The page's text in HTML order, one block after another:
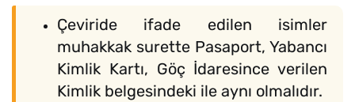
Çeviride ifade edilen isimler
muhakkak surette Pasaport, Yabancı
Kimlik Kartı, Göç İdaresince verilen
Kimlik belgesindeki ile aynı olmalıdır.